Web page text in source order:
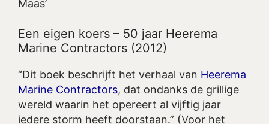
Maas’
Een eigen koers – 50 jaar Heerema
Marine Contractors (2012)
“Dit boek beschrijft het verhaal van Heerema
Marine Contractors, dat ondanks de grillige
wereld waarin het opereert al vijftig jaar
iedere storm heeft doorstaan.” (Voor het